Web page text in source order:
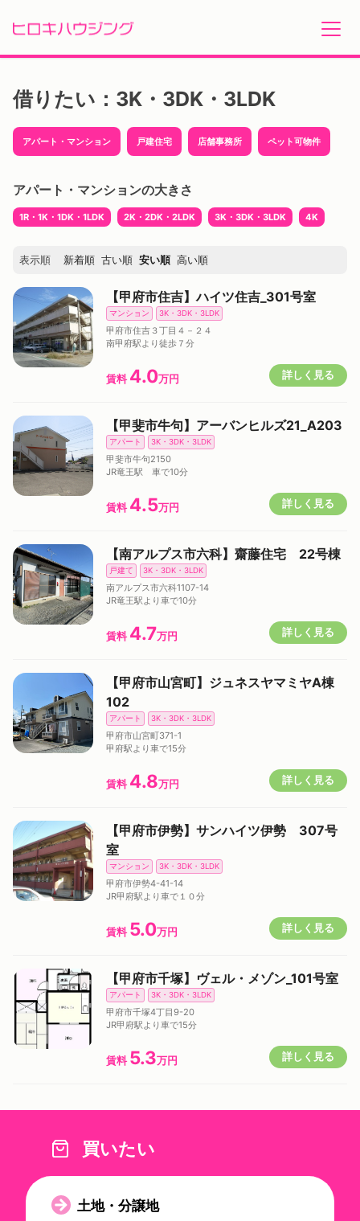
content
借りたい：3K・3DK・3LDK
アパート・マンション 戸建住宅 店舗事務所 ペット可物件
アパート・マンションの大きさ
1R・1K・1DK・1LDK 2K・2DK・2LDK 3K・3DK・3LDK 4K
表示順 新着順 古い順 安い順 高い順
【甲府市住吉】ハイツ住吉_301号室
マンション 3K・3DK・3LDK
甲府市住吉３丁目４－２４
南甲府駅より徒歩７分
賃料 4.0万円 詳しく見る
【甲斐市牛句】アーバンヒルズ21_A203
アパート 3K・3DK・3LDK
甲斐市牛句2150
JR竜王駅 車で10分
賃料 4.5万円 詳しく見る
【南アルプス市六科】齋藤住宅 22号棟
戸建て 3K・3DK・3LDK
南アルプス市六科1107-14
JR竜王駅より車で10分
賃料 4.7万円 詳しく見る
【甲府市山宮町】ジュネスヤマミヤA棟
102
アパート 3K・3DK・3LDK
甲府市山宮町371-1
甲府駅より車で15分
賃料 4.8万円 詳しく見る
【甲府市伊勢】サンハイツ伊勢 307号
室
マンション 3K・3DK・3LDK
甲府市伊勢4-41-14
JR甲府駅より車で１０分
賃料 5.0万円 詳しく見る
【甲府市千塚】ヴェル・メゾン_101号室
アパート 3K・3DK・3LDK
甲府市千塚4丁目9-20
JR甲府駅より車で15分
賃料 5.3万円 詳しく見る
買いたい
土地・分譲地